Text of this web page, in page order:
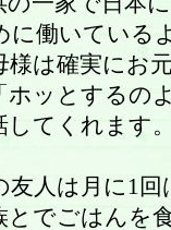
に働いている
様は確実にお
ホッとするの
してくれます
友人は月に1
とでごはんを